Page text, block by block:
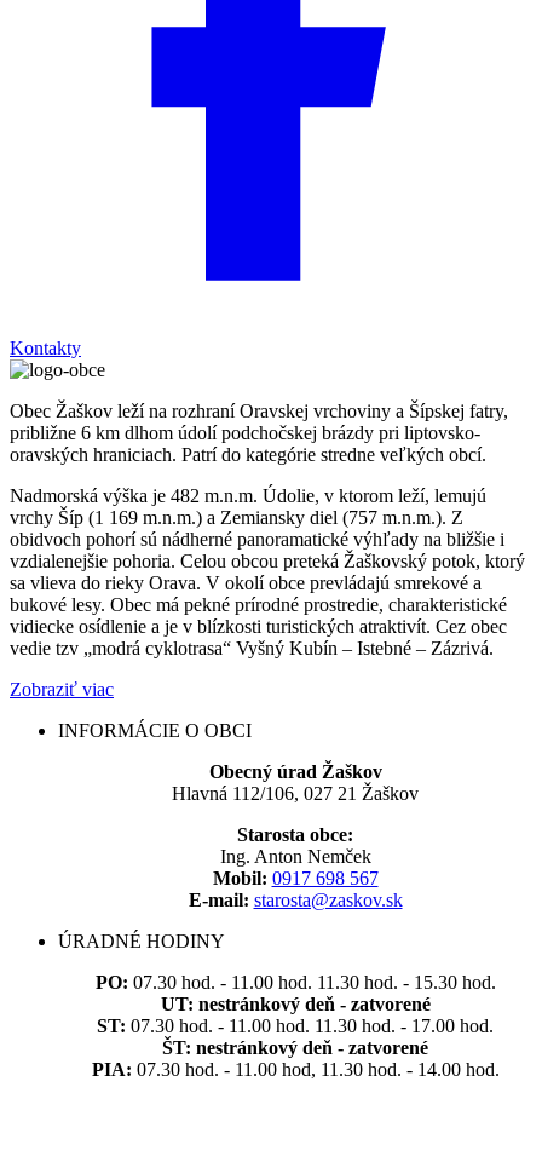
Kontakty
Obec Žaškov leží na rozhraní Oravskej vrchoviny a Šípskej fatry,
približne 6 km dlhom údolí podchočskej brázdy pri liptovsko-
oravských hraniciach. Patrí do kategórie stredne veľkých obcí.
Nadmorská výška je 482 m.n.m. Údolie, v ktorom leží, lemujú
vrchy Šíp (1 169 m.n.m.) a Zemiansky diel (757 m.n.m.). Z
obidvoch pohorí sú nádherné panoramatické výhľady na bližšie i
vzdialenejšie pohoria. Celou obcou preteká Žaškovský potok, ktorý
sa vlieva do rieky Orava. V okolí obce prevládajú smrekové a
bukové lesy. Obec má pekné prírodné prostredie, charakteristické
vidiecke osídlenie a je v blízkosti turistických atraktivít. Cez obec
vedie tzv „modrá cyklotrasa“ Vyšný Kubín – Istebné – Zázrivá.
Zobraziť viac
INFORMÁCIE O OBCI
Obecný úrad Žaškov
Hlavná 112/106, 027 21 Žaškov
Starosta obce:
Ing. Anton Nemček
Mobil: 0917 698 567
E-mail: starosta@zaskov.sk
ÚRADNÉ HODINY
PO: 07.30 hod. - 11.00 hod. 11.30 hod. - 15.30 hod.
UT: nestránkový deň - zatvorené
ST: 07.30 hod. - 11.00 hod. 11.30 hod. - 17.00 hod.
ŠT: nestránkový deň - zatvorené
PIA: 07.30 hod. - 11.00 hod, 11.30 hod. - 14.00 hod.